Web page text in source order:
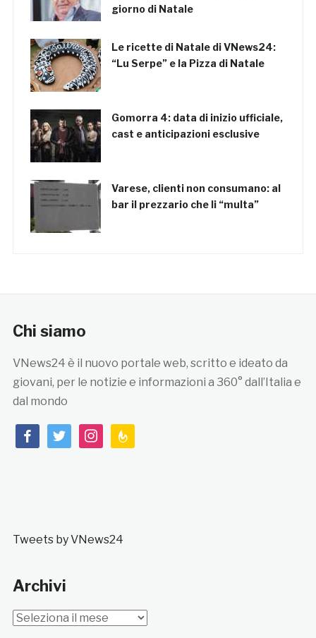
giorno di Natale
Le ricette di Natale di VNews24:
“Lu Serpe” e la Pizza di Natale
Gomorra 4: data di inizio ufficiale,
cast e anticipazioni esclusive
Varese, clienti non consumano: al
bar il prezzario che li “multa”
Chi siamo
VNews24 è il nuovo portale web, scritto e ideato da
giovani, per le notizie e informazioni a 360° dall’Italia e
dal mondo
facebooktwitterinstagramfeedburner
Tweets by VNews24
Archivi
Archivi